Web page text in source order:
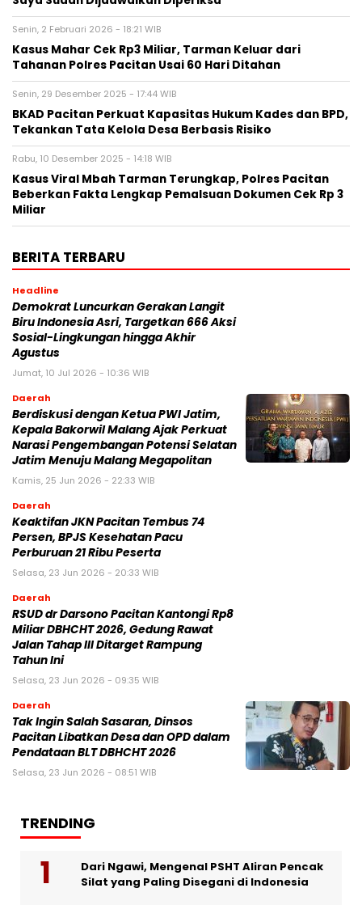
Senin, 2 Februari 2026 - 18:21 WIB
Kasus Mahar Cek Rp3 Miliar, Tarman Keluar dari
Tahanan Polres Pacitan Usai 60 Hari Ditahan
Senin, 29 Desember 2025 - 17:44 WIB
BKAD Pacitan Perkuat Kapasitas Hukum Kades dan BPD,
Tekankan Tata Kelola Desa Berbasis Risiko
Rabu, 10 Desember 2025 - 14:18 WIB
Kasus Viral Mbah Tarman Terungkap, Polres Pacitan
Beberkan Fakta Lengkap Pemalsuan Dokumen Cek Rp 3
Miliar
BERITA TERBARU
Headline
Demokrat Luncurkan Gerakan Langit
Biru Indonesia Asri, Targetkan 666 Aksi
Sosial-Lingkungan hingga Akhir
Agustus
Jumat, 10 Jul 2026 - 10:36 WIB
Daerah
Berdiskusi dengan Ketua PWI Jatim,
Kepala Bakorwil Malang Ajak Perkuat
Narasi Pengembangan Potensi Selatan
Jatim Menuju Malang Megapolitan
Kamis, 25 Jun 2026 - 22:33 WIB
Daerah
Keaktifan JKN Pacitan Tembus 74
Persen, BPJS Kesehatan Pacu
Perburuan 21 Ribu Peserta
Selasa, 23 Jun 2026 - 20:33 WIB
Daerah
RSUD dr Darsono Pacitan Kantongi Rp8
Miliar DBHCHT 2026, Gedung Rawat
Jalan Tahap III Ditarget Rampung
Tahun Ini
Selasa, 23 Jun 2026 - 09:35 WIB
Daerah
Tak Ingin Salah Sasaran, Dinsos
Pacitan Libatkan Desa dan OPD dalam
Pendataan BLT DBHCHT 2026
Selasa, 23 Jun 2026 - 08:51 WIB
TRENDING
Dari Ngawi, Mengenal PSHT Aliran Pencak
Silat yang Paling Disegani di Indonesia